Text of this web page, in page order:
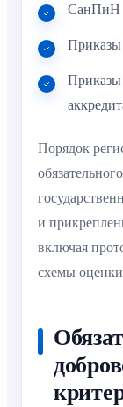
СанПиН
Приказы
Порядок
и
включая
схемы оценки